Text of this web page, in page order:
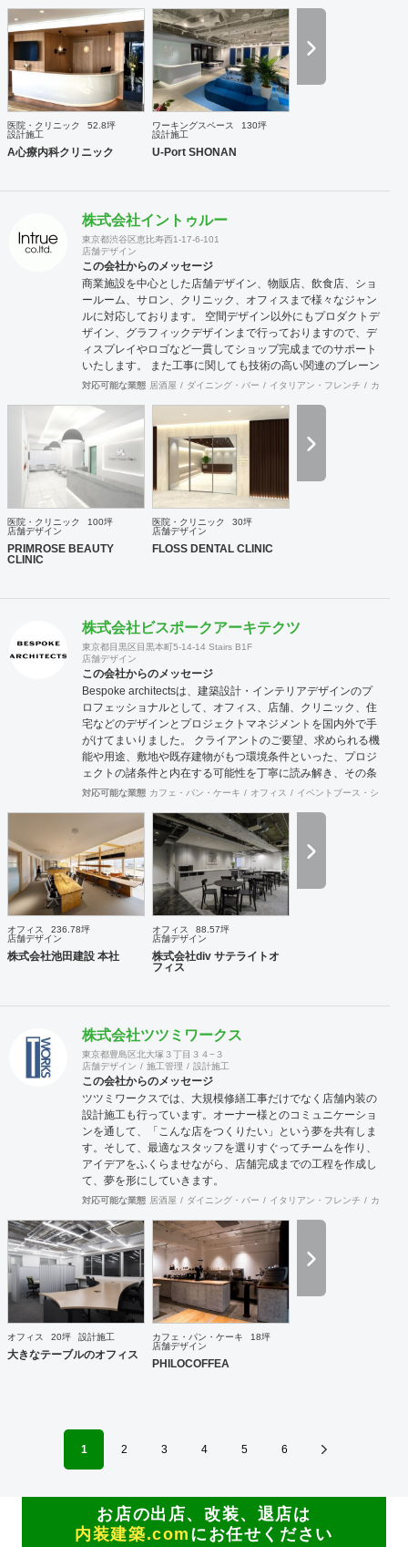
をいただいています。 連携スタッフには経験豊富な一級建築
士もおりますので、立地に合わせた集客できる施設・店舗づ
くりを事業構想から、デザイン・設計・工事監理までサポー
トさせていただきます。
医院・クリニック
52.8坪
設計施工
A心療内科クリニック
ワーキングスペース
130坪
設計施工
U-Port SHONAN
株式会社イントゥルー
東京都渋谷区恵比寿西1-17-6-101
店舗デザイン
この会社からのメッセージ
商業施設を中心とした店舗デザイン、物販店、飲食店、ショ
ールーム、サロン、クリニック、オフィスまで様々なジャン
ルに対応しております。 空間デザイン以外にもプロダクトデ
ザイン、グラフィックデザインまで行っておりますので、デ
ィスプレイやロゴなど一貫してショップ完成までのサポート
いたします。 また工事に関しても技術の高い関連のブレーン
が全国にいるため首都圏はもとより地方の案件まで対応が可
摯に向き合い、常にハイクオリティなデザインを提供いたし
ます。
対応可能な業態 居酒屋 ダイニング・バー イタリアン・フレンチ カフェ
医院・クリニック
100坪
店舗デザイン
PRIMROSE BEAUTY
CLINIC
医院・クリニック
30坪
店舗デザイン
FLOSS DENTAL CLINIC
株式会社ビスポークアーキテクツ
東京都目黒区目黒本町5-14-14 Stairs B1F
店舗デザイン
この会社からのメッセージ
Bespoke architectsは、建築設計・インテリアデザインのプ
ロフェッショナルとして、オフィス、店舗、クリニック、住
宅などのデザインとプロジェクトマネジメントを国内外で手
がけてまいりました。 クライアントのご要望、求められる機
能や用途、敷地や既存建物がもつ環境条件といった、プロジ
ェクトの諸条件と内在する可能性を丁寧に読み解き、その条
件でこそ可能な空間環境の豊かさを提案し、カタチにしま
計・ランドスケープデザイン等の専門家と協働し、大規模建
築物や高度な設計にも対応致します。 ご要望に合わせて、設
計・デザインに加えて、予算管理・工程管理・別途工事の一
括管理等を含めたプロジェクトマネジメントを担い、ワンス
トップでのプロジェクト推進を行います。発注管理における
クライアントのご負担を軽減するとともに、第三者的な立場
に適うコスト管理と、工事品質の向上を実現致します。 ま
た、新規サービス立上げやリブランディングに際しては、空
間デザイン的な見地から事業企画やCI計画・デザインマニュ
件においては、英語での設計・PMサービスをご提供できる
----------------------------------------------------------------------------------
---------------------------------- 商号： 株式会社ビスポー
クアーキテクツ / Bespoke architects Inc. 登録： 一
級建築士事務所 東京都知事登録 第64040号
建築士賠償責任補償制度（公益社団法人 日本
建築士連合会） 代表取締役： 丸島 潤 （一級建築士 / 管
理建築士） 所在地： 〒152-0002 東京都目黒区目黒
本町 5-14-14-B1F TEL： 03-6452-4248
FAX： 03-6452-4249 創業： 2016年2月
（法人設立：2020年9月） Webサイト: https://bspk.jp
対応可能な業態 カフェ・パン・ケーキ オフィス イベントブース・ショール
オフィス
236.78坪
店舗デザイン
株式会社池田建設 本社
オフィス
88.57坪
店舗デザイン
株式会社div サテライトオ
フィス
株式会社ツツミワークス
東京都豊島区北大塚３丁目３４−３
店舗デザイン
施工管理 設計施工
この会社からのメッセージ
ツツミワークスでは、大規模修繕工事だけでなく店舗内装の
設計施工も行っています。オーナー様とのコミュニケーショ
ンを通して、「こんな店をつくりたい」という夢を共有しま
す。そして、最適なスタッフを選りすぐってチームを作り、
アイデアをふくらませながら、店舗完成までの工程を作成し
て、夢を形にしていきます。
対応可能な業態 居酒屋 ダイニング・バー イタリアン・フレンチ カフェ
オフィス 20坪 設計施工
大きなテーブルのオフィス
カフェ・パン・ケーキ
18坪
店舗デザイン
PHILOCOFFEA
1 2 3 4 5 6
お店の出店、改装、退店は
内装建築.com にお任せください